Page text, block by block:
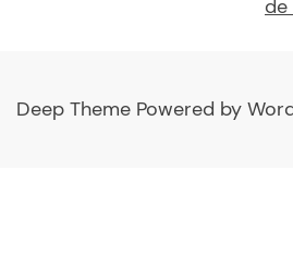
Deep Theme Powered by